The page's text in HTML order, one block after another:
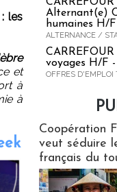
les
et
à
à
Alternant(e)
humaines H/
ALTERNANCE /
CARREFOUR
voyages H/F
OFFRES D'EMPLOI
Coopération
veut séduire
français du